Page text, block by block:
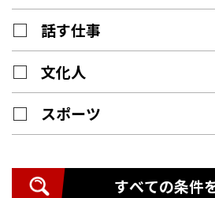
話す仕事
文化人
スポーツ
すべての条件